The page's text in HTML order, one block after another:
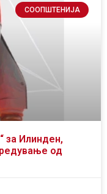
СООПШТЕНИЈА
за Илинден,
од